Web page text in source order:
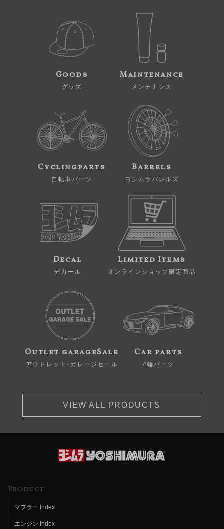
Goods
グッズ
Maintenance
メンテナンス
Cyclingparts
自転車パーツ
Barrels
ヨシムラバレルズ
Decal
デカール
Limited Items
オンラインショップ限定商品
Outlet garageSale
アウトレット・ガレージセール
Car parts
4輪パーツ
VIEW ALL PRODUCTS
Product
マフラー Index
エンジン Index